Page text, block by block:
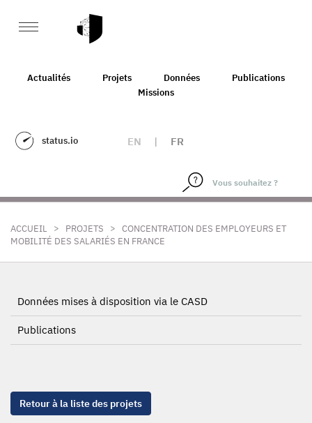
Actualités Projets Données
Publications
Missions
status.io EN | FR
ACCUEIL > PROJETS > CONCENTRATION DES EMPLOYEURS ET
MOBILITÉ DES SALARIÉS EN FRANCE
Données mises à disposition via le CASD
Publications
Retour à la liste des projets